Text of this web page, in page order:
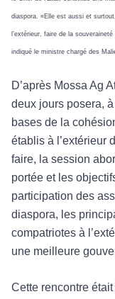
diaspora. «Elle est aussi et
l’extérieur, faire de la
indiqué le ministre chargé des
D’après Mossa Ag
deux jours posera,
bases de la
établis à l’extérieur
faire, la session
portée et les
participation des
diaspora, les
compatriotes à
une meilleure
Cette rencontre